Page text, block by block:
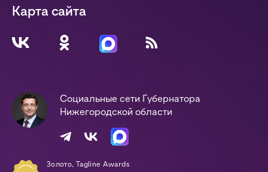
Карта сайта
Социальные сети Губернатора
Нижегородской области
Золото, Tagline Awards